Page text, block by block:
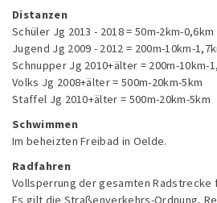
Distanzen
Schüler Jg 2013 - 2018 = 50m-2km-0,6km
Jugend Jg 2009 - 2012 = 200m-10km-
Schnupper Jg 2010+älter = 200m-10km-
Volks Jg 2008+älter = 500m-20km-5km
Staffel Jg 2010+älter = 500m-20km-5km
Schwimmen
Im beheizten Freibad in Oelde.
Radfahren
Vollsperrung der gesamten Radstrecke
Es gilt die Straßenverkehrs-Ordnung,